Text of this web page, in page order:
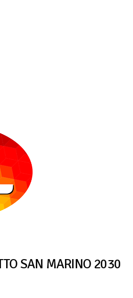
SAN MARINO 2030